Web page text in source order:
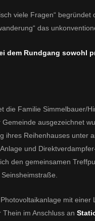
viele Fragen“
das
dem Rundgang sowohl
die Familie Simmelbauer/
Gemeinde ausgezeichnet
ihres Reihenhauses unter
und
den gemeinsamen
mit einer
im Anschluss an